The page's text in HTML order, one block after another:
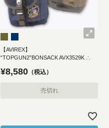
【AVIREX】
“TOPGUN2”BONSACK AVX3529K ∴
¥8,580 税込
売切れ